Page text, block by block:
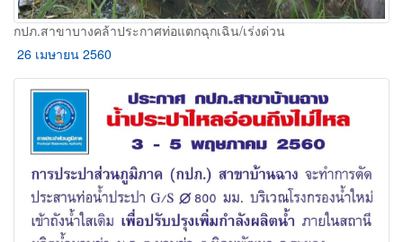
กปภ.สาขาบางคล้าประกาศท่อแตกฉุกเฉิน/เร่งด่วน
26 เมษายน 2560